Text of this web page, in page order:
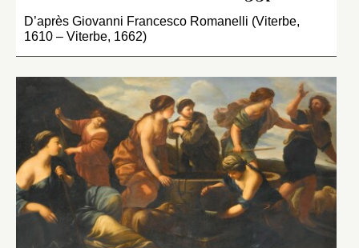
D’après Giovanni Francesco Romanelli (Viterbe,
1610 – Viterbe, 1662)